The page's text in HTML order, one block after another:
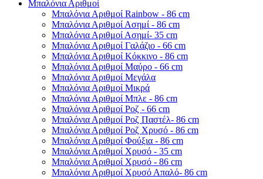
Μπαλόνια Αριθμοί
Μπαλόνια Αριθμοί Rainbow - 86 cm
Μπαλόνια Αριθμοί Ασημί - 86 cm
Μπαλόνια Αριθμοί Ασημί- 35 cm
Μπαλόνια Αριθμοί Γαλάζιο - 66 cm
Μπαλόνια Αριθμοί Κόκκινο - 86 cm
Μπαλόνια Αριθμοί Μαύρο - 66 cm
Μπαλόνια Αριθμοί Μεγάλα
Μπαλόνια Αριθμοί Μικρά
Μπαλόνια Αριθμοί Μπλε - 86 cm
Μπαλόνια Αριθμοί Ροζ - 66 cm
Μπαλόνια Αριθμοί Ροζ Παστέλ- 86 cm
Μπαλόνια Αριθμοί Ροζ Χρυσό - 86 cm
Μπαλόνια Αριθμοί Φούξια - 86 cm
Μπαλόνια Αριθμοί Χρυσό - 35 cm
Μπαλόνια Αριθμοί Χρυσό - 86 cm
Μπαλόνια Αριθμοί Χρυσό Απαλό- 86 cm